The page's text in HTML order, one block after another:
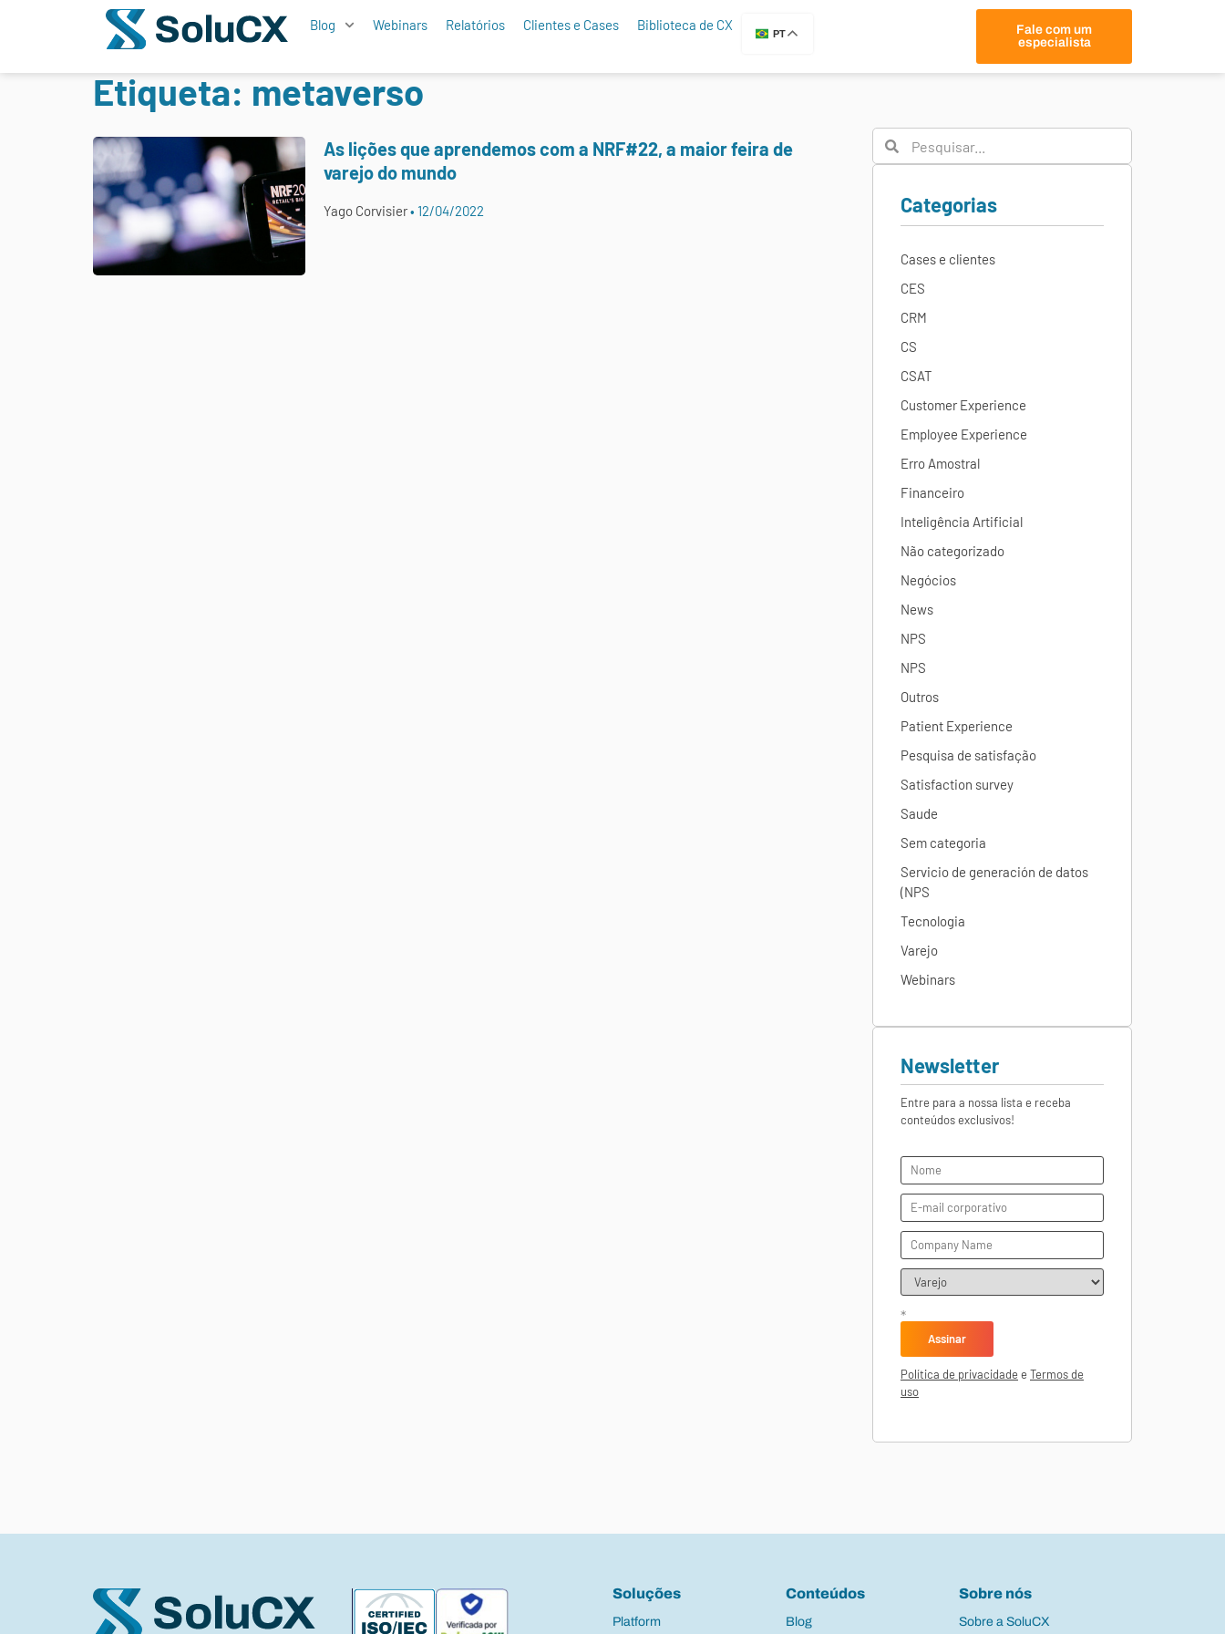
Blog Webinars Relatórios Clientes e Cases Biblioteca de CX
PT
Fale com um
especialista
Etiqueta: metaverso
As lições que aprendemos com a NRF#22, a maior feira de
varejo do mundo
Yago Corvisier 12/04/2022 Categorias
Cases e clientes
CES
CRM
CS
CSAT
Customer Experience
Employee Experience
Erro Amostral
Financeiro
Inteligência Artificial
Não categorizado
Negócios
News
NPS
NPS
Outros
Patient Experience
Pesquisa de satisfação
Satisfaction survey
Saude
Sem categoria
Servicio de generación de datos
(NPS
Tecnologia
Varejo
Webinars
Newsletter
Entre para a nossa lista e receba
conteúdos exclusivos!
*
Política de privacidade e Termos de
uso
Soluções
Platform
Conteúdos
Blog
Sobre nós
Sobre a SoluCX